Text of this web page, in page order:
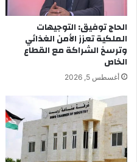
الحاج توفيق: التوجيهات
الملكية تعزز الأمن الغذائي
وترسخ الشراكة مع القطاع
الخاص
أغسطس 5, 2026